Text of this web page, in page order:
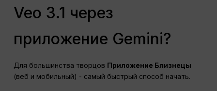
Veo 3.1 через
приложение Gemini?
Для большинства творцов Приложение Близнецы
(веб и мобильный) - самый быстрый способ начать.